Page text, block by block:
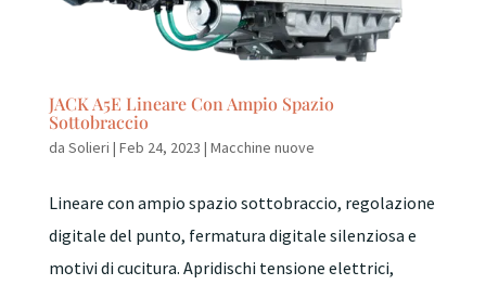
JACK A5E Lineare Con Ampio Spazio
Sottobraccio
da Solieri | Feb 24, 2023 | Macchine nuove
Lineare con ampio spazio sottobraccio, regolazione
digitale del punto, fermatura digitale silenziosa e
motivi di cucitura. Apridischi tensione elettrici,